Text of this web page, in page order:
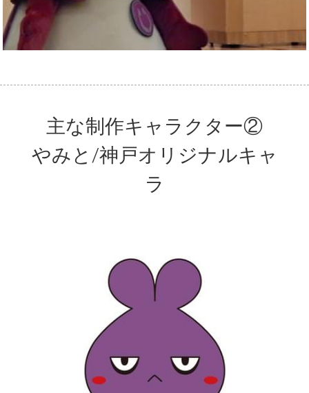
主な制作キャラクター②
やみと/神戸オリジナルキャ
ラ